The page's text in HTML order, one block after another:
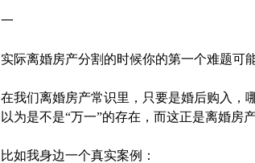
一
实际离婚房产分割的时候你的第一个难题可
在我们离婚房产常识里，只要是婚后购入，
以为是不是“万一”的存在，而这正是离婚房
比如我身边一个真实案例：